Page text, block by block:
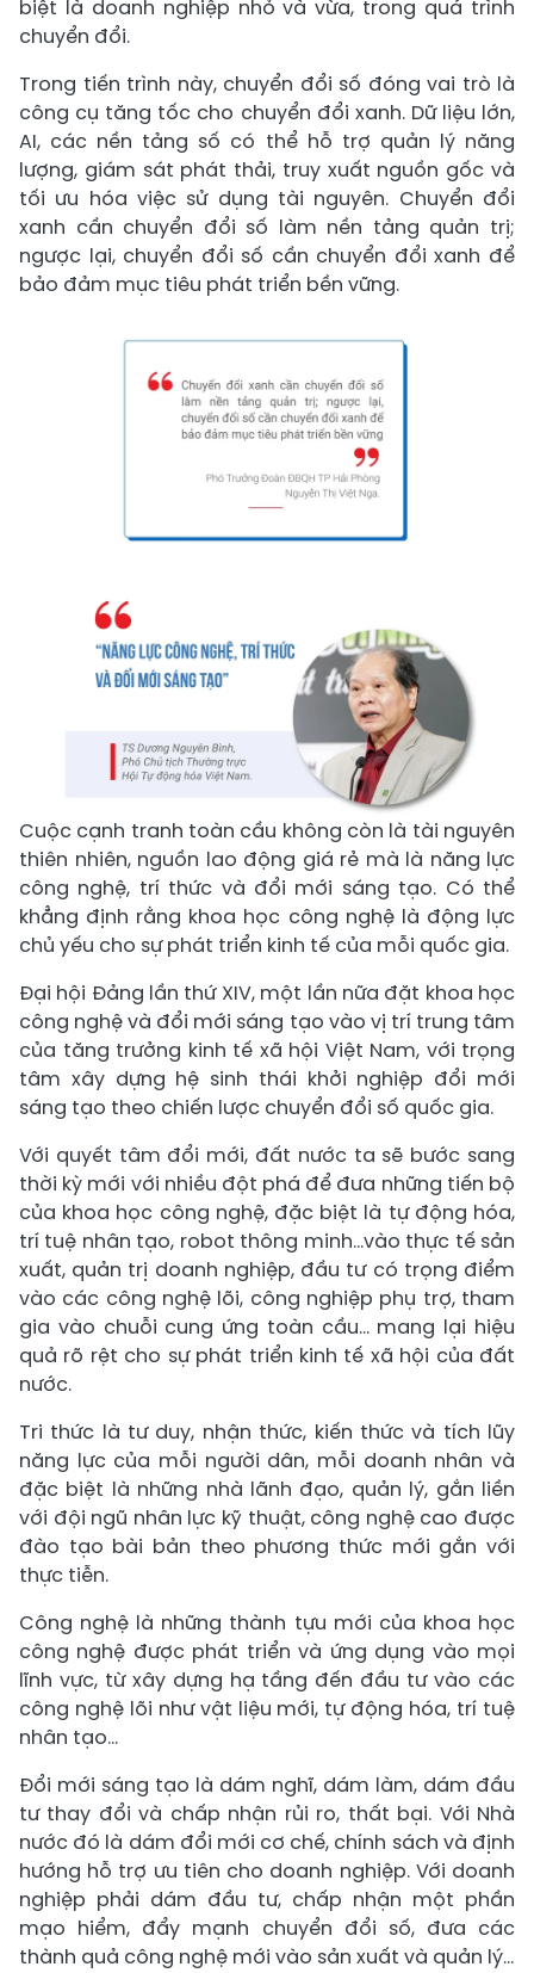
biệt là doanh nghiệp nhỏ và vừa, trong quá trình
chuyển đổi.
Trong tiến trình này, chuyển đổi số đóng vai trò là
công cụ tăng tốc cho chuyển đổi xanh. Dữ liệu lớn,
AI, các nền tảng số có thể hỗ trợ quản lý năng
lượng, giám sát phát thải, truy xuất nguồn gốc và
tối ưu hóa việc sử dụng tài nguyên. Chuyển đổi
xanh cần chuyển đổi số làm nền tảng quản trị;
ngược lại, chuyển đổi số cần chuyển đổi xanh để
bảo đảm mục tiêu phát triển bền vững.
Cuộc cạnh tranh toàn cầu không còn là tài nguyên
thiên nhiên, nguồn lao động giá rẻ mà là năng lực
công nghệ, trí thức và đổi mới sáng tạo. Có thể
khẳng định rằng khoa học công nghệ là động lực
chủ yếu cho sự phát triển kinh tế của mỗi quốc gia.
Đại hội Đảng lần thứ XIV, một lần nữa đặt khoa học
công nghệ và đổi mới sáng tạo vào vị trí trung tâm
của tăng trưởng kinh tế xã hội Việt Nam, với trọng
tâm xây dựng hệ sinh thái khởi nghiệp đổi mới
sáng tạo theo chiến lược chuyển đổi số quốc gia.
Với quyết tâm đổi mới, đất nước ta sẽ bước sang
thời kỳ mới với nhiều đột phá để đưa những tiến bộ
của khoa học công nghệ, đặc biệt là tự động hóa,
trí tuệ nhân tạo, robot thông minh…vào thực tế sản
xuất, quản trị doanh nghiệp, đầu tư có trọng điểm
vào các công nghệ lõi, công nghiệp phụ trợ, tham
gia vào chuỗi cung ứng toàn cầu… mang lại hiệu
quả rõ rệt cho sự phát triển kinh tế xã hội của đất
nước.
Tri thức là tư duy, nhận thức, kiến thức và tích lũy
năng lực của mỗi người dân, mỗi doanh nhân và
đặc biệt là những nhà lãnh đạo, quản lý, gắn liền
với đội ngũ nhân lực kỹ thuật, công nghệ cao được
đào tạo bài bản theo phương thức mới gắn với
thực tiễn.
Công nghệ là những thành tựu mới của khoa học
công nghệ được phát triển và ứng dụng vào mọi
lĩnh vực, từ xây dựng hạ tầng đến đầu tư vào các
công nghệ lõi như vật liệu mới, tự động hóa, trí tuệ
nhân tạo…
Đổi mới sáng tạo là dám nghĩ, dám làm, dám đầu
tư thay đổi và chấp nhận rủi ro, thất bại. Với Nhà
nước đó là dám đổi mới cơ chế, chính sách và định
hướng hỗ trợ ưu tiên cho doanh nghiệp. Với doanh
nghiệp phải dám đầu tư, chấp nhận một phần
mạo hiểm, đẩy mạnh chuyển đổi số, đưa các
thành quả công nghệ mới vào sản xuất và quản lý…